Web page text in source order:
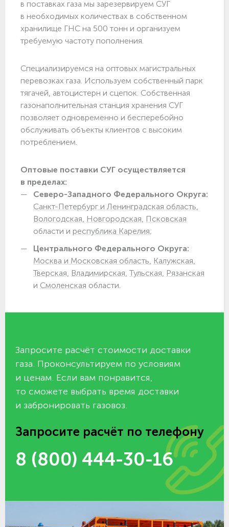
в поставках газа мы зарезервируем СУГ
в необходимых количествах в собственном
хранилище ГНС на 500 тонн и организуем
требуемую частоту пополнения.
Специализируемся на оптовых магистральных
перевозках газа. Используем собственный парк
тягачей, автоцистерн и сцепок. Собственная
газонаполнительная станция хранения СУГ
позволяет одновременно и бесперебойно
обслуживать объекты клиентов с высоким
потреблением.
Оптовые поставки СУГ осуществляется
в пределах:
Северо-Западного Федерального Округа:
Санкт-Петербург и Ленинградская область,
Вологодская, Новгородская, Псковская
области и республика Карелия;
Центрального Федерального Округа:
Москва и Московская область, Калужская,
Тверская, Владимирская, Тульская, Рязанская
и Смоленская области.
Запросите расчёт стоимости доставки
газа. Проконсультируем по условиям
и ценам. Если вам понравится,
то сможете выбрать время доставки
и забронировать газовоз.
Запросите расчёт по телефону
8 (800) 444-30-16